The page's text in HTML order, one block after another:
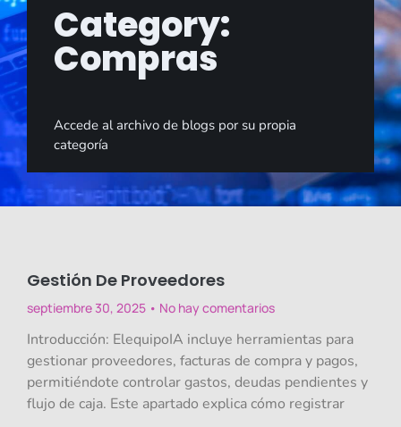
Category:
Compras
Accede al archivo de blogs por su propia
categoría
Gestión De Proveedores
septiembre 30, 2025 No hay comentarios
Introducción: ElequipoIA incluye herramientas para
gestionar proveedores, facturas de compra y pagos,
permitiéndote controlar gastos, deudas pendientes y
flujo de caja. Este apartado explica cómo registrar